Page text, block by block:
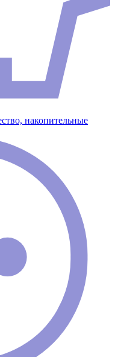
накопительные